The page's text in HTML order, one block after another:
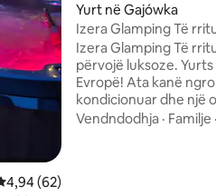
mesatar 4,94 nga 5, 62
4,94 (62)
Yurt në Gajówka
Izera Glamping Të
A3
Izera Glamping Të
përvojë luksoze.
Evropë! Ata kanë
kondicionuar dhe një
kënaqësinë tënde. Pamja e maleve dhe
Vendndodhja · Familje ·